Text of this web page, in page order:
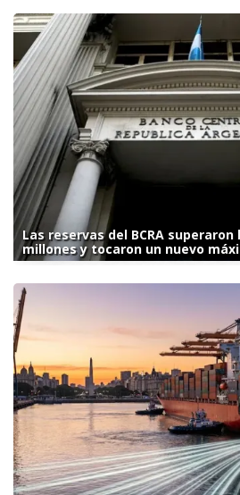
Las reservas del BCRA superaron
millones y tocaron un nuevo